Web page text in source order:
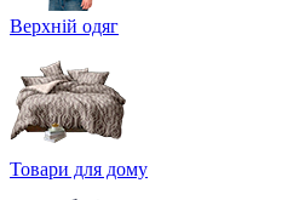
Верхній одяг
Товари для дому